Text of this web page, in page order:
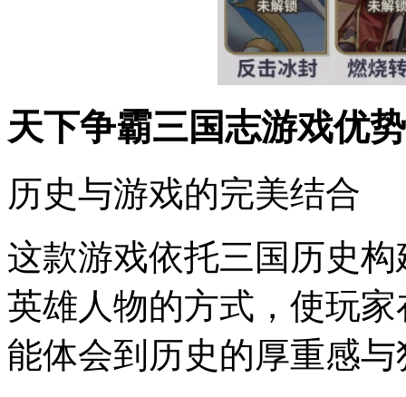
天下争霸三国志游戏优势
历史与游戏的完美结合
这款游戏依托三国历史
英雄人物的方式，使玩
能体会到历史的厚重感